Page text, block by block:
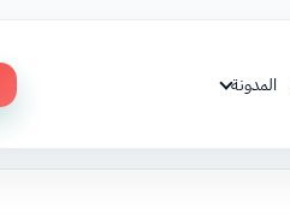
المدونة